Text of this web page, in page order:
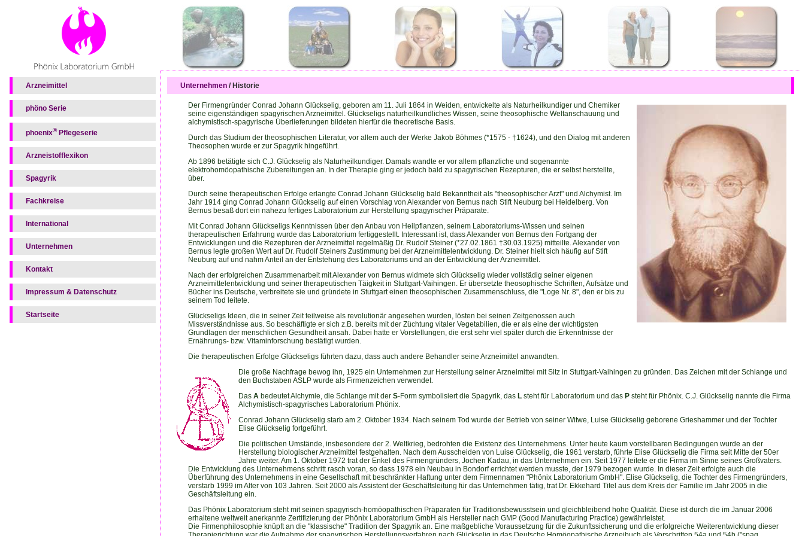
Arzneimittel
phöno Serie
phoenix®Pflegeserie
Arzneistofflexikon
Spagyrik
Fachkreise
International
Unternehmen
Kontakt
Impressum & Datenschutz
Startseite
Unternehmen / Historie
Der Firmengründer Conrad Johann Glückselig, geboren am 11. Juli 1864 in Weiden, entwickelte als Naturheilkundiger und Chemiker
seine eigenständigen spagyrischen Arzneimittel. Glückseligs naturheilkundliches Wissen, seine theosophische Weltanschauung und
alchymistisch-spagyrische Überlieferungen bildeten hierfür die theoretische Basis.
Durch das Studium der theosophischen Literatur, vor allem auch der Werke Jakob Böhmes (*1575 - †1624), und den Dialog mit anderen
Theosophen wurde er zur Spagyrik hingeführt.
Ab 1896 betätigte sich C.J. Glückselig als Naturheilkundiger. Damals wandte er vor allem pflanzliche und sogenannte
elektrohomöopathische Zubereitungen an. In der Therapie ging er jedoch bald zu spagyrischen Rezepturen, die er selbst herstellte,
über.
Durch seine therapeutischen Erfolge erlangte Conrad Johann Glückselig bald Bekanntheit als "theosophischer Arzt" und Alchymist. Im
Jahr 1914 ging Conrad Johann Glückselig auf einen Vorschlag von Alexander von Bernus nach Stift Neuburg bei Heidelberg. Von
Bernus besaß dort ein nahezu fertiges Laboratorium zur Herstellung spagyrischer Präparate.
Mit Conrad Johann Glückseligs Kenntnissen über den Anbau von Heilpflanzen, seinem Laboratoriums-Wissen und seinen
therapeutischen Erfahrung wurde das Laboratorium fertiggestellt. Interessant ist, dass Alexander von Bernus den Fortgang der
Entwicklungen und die Rezepturen der Arzneimittel regelmäßig Dr. Rudolf Steiner (*27.02.1861 †30.03.1925) mitteilte. Alexander von
Bernus legte großen Wert auf Dr. Rudolf Steiners Zustimmung bei der Arzneimittelentwicklung. Dr. Steiner hielt sich häufig auf Stift
Neuburg auf und nahm Anteil an der Entstehung des Laboratoriums und an der Entwicklung der Arzneimittel.
Nach der erfolgreichen Zusammenarbeit mit Alexander von Bernus widmete sich Glückselig wieder vollstädig seiner eigenen
Arzneimittelentwicklung und seiner therapeutischen Täigkeit in Stuttgart-Vaihingen. Er übersetzte theosophische Schriften, Aufsätze und
Bücher ins Deutsche, verbreitete sie und gründete in Stuttgart einen theosophischen Zusammenschluss, die "Loge Nr. 8", den er bis zu
seinem Tod leitete.
Glückseligs Ideen, die in seiner Zeit teilweise als revolutionär angesehen wurden, lösten bei seinen Zeitgenossen auch
Missverständnisse aus. So beschäftigte er sich z.B. bereits mit der Züchtung vitaler Vegetabilien, die er als eine der wichtigsten
Grundlagen der menschlichen Gesundheit ansah. Dabei hatte er Vorstellungen, die erst sehr viel später durch die Erkenntnisse der
Ernährungs- bzw. Vitaminforschung bestätigt wurden.
Die therapeutischen Erfolge Glückseligs führten dazu, dass auch andere Behandler seine Arzneimittel anwandten.
Die große Nachfrage bewog ihn, 1925 ein Unternehmen zur Herstellung seiner Arzneimittel mit Sitz in Stuttgart-Vaihingen zu gründen. Das Zeichen mit der Schlange und
den Buchstaben ASLP wurde als Firmenzeichen verwendet.
Das A bedeutet Alchymie, die Schlange mit der S-Form symbolisiert die Spagyrik, das L steht für Laboratorium und das P steht für Phönix. C.J. Glückselig nannte die Firma
Alchymistisch-spagyrisches Laboratorium Phönix.
Conrad Johann Glückselig starb am 2. Oktober 1934. Nach seinem Tod wurde der Betrieb von seiner Witwe, Luise Glückselig geborene Grieshammer und der Tochter
Elise Glückselig fortgeführt.
Die politischen Umstände, insbesondere der 2. Weltkrieg, bedrohten die Existenz des Unternehmens. Unter heute kaum vorstellbaren Bedingungen wurde an der
Herstellung biologischer Arzneimittel festgehalten. Nach dem Ausscheiden von Luise Glückselig, die 1961 verstarb, führte Elise Glückselig die Firma seit Mitte der 50er
Jahre weiter. Am 1. Oktober 1972 trat der Enkel des Firmengründers, Jochen Kadau, in das Unternehmen ein. Seit 1977 leitete er die Firma im Sinne seines Großvaters.
Die Entwicklung des Unternehmens schritt rasch voran, so dass 1978 ein Neubau in Bondorf errichtet werden musste, der 1979 bezogen wurde. In dieser Zeit erfolgte auch die
Überführung des Unternehmens in eine Gesellschaft mit beschränkter Haftung unter dem Firmennamen "Phönix Laboratorium GmbH". Elise Glückselig, die Tochter des Firmengründers,
verstarb 1999 im Alter von 103 Jahren. Seit 2000 als Assistent der Geschäftsleitung für das Unternehmen tätig, trat Dr. Ekkehard Titel aus dem Kreis der Familie im Jahr 2005 in die
Geschäftsleitung ein.
Das Phönix Laboratorium steht mit seinen spagyrisch-homöopathischen Präparaten für Traditionsbewusstsein und gleichbleibend hohe Qualität. Diese ist durch die im Januar 2006
erhaltene weltweit anerkannte Zertifizierung der Phönix Laboratorium GmbH als Hersteller nach GMP (Good Manufacturing Practice) gewährleistet.
Die Firmenphilosophie knüpft an die "klassische" Tradition der Spagyrik an. Eine maßgebliche Voraussetzung für die Zukunftssicherung und die erfolgreiche Weiterentwicklung dieser